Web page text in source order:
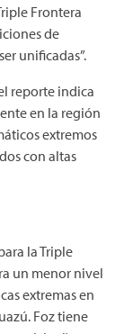
Frontera
de
unificadas”.
reporte indica
en la región
extremos
con altas
la Triple
un menor nivel
extremas en
Foz tiene